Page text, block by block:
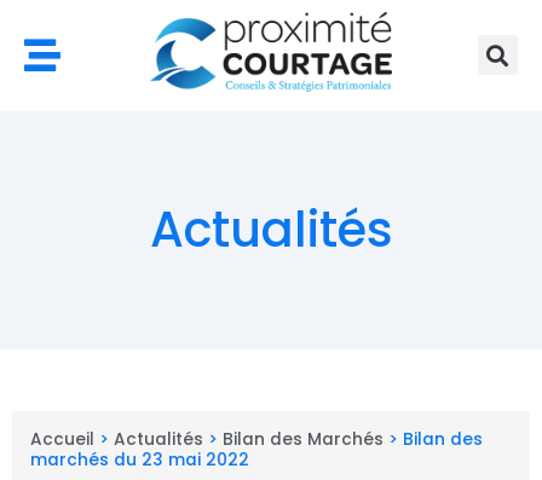
contenu
Actualités
Accueil > Actualités > Bilan des Marchés > Bilan des
marchés du 23 mai 2022